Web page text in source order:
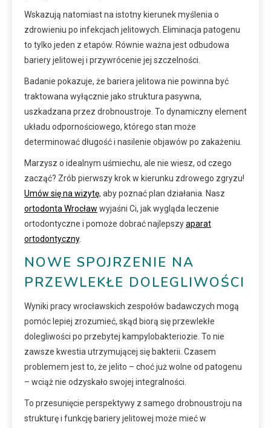
Wskazują natomiast na istotny kierunek myślenia o
zdrowieniu po infekcjach jelitowych. Eliminacja patogenu
to tylko jeden z etapów. Równie ważna jest odbudowa
bariery jelitowej i przywrócenie jej szczelności.
Badanie pokazuje, że bariera jelitowa nie powinna być
traktowana wyłącznie jako struktura pasywna,
uszkadzana przez drobnoustroje. To dynamiczny element
układu odpornościowego, którego stan może
determinować długość i nasilenie objawów po zakażeniu.
Marzysz o idealnym uśmiechu, ale nie wiesz, od czego
zacząć? Zrób pierwszy krok w kierunku zdrowego zgryzu!
Umów się na wizytę, aby poznać plan działania. Nasz
ortodonta Wrocław wyjaśni Ci, jak wygląda leczenie
ortodontyczne i pomoże dobrać najlepszyaparat
ortodontyczny.
NOWE SPOJRZENIE NA
PRZEWLEKŁE DOLEGLIWOŚCI
Wyniki pracy wrocławskich zespołów badawczych mogą
pomóc lepiej zrozumieć, skąd biorą się przewlekłe
dolegliwości po przebytej kampylobakteriozie. To nie
zawsze kwestia utrzymującej się bakterii. Czasem
problemem jest to, że jelito – choć już wolne od patogenu
– wciąż nie odzyskało swojej integralności.
To przesunięcie perspektywy z samego drobnoustroju na
strukturę i funkcję bariery jelitowej może mieć w